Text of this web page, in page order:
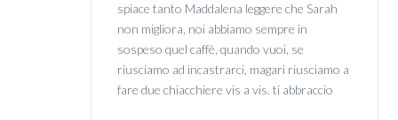
spiace tanto Maddalena leggere che Sarah
non migliora, noi abbiamo sempre in
sospeso quel caffè, quando vuoi, se
riusciamo ad incastrarci, magari riusciamo a
fare due chiacchiere vis a vis. ti abbraccio